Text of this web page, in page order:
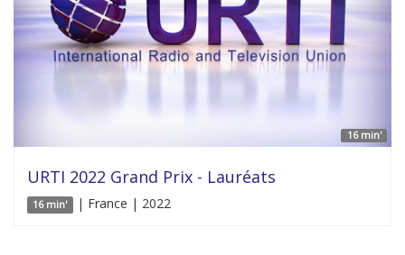
16 min'
URTI 2022 Grand Prix - Lauréats
16 min' | France | 2022